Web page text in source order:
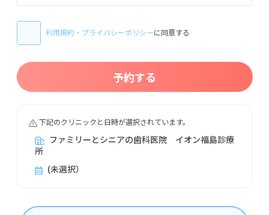
利用規約 ・ プライバシーポリシーに同意する
予約する
下記のクリニックと日時が選択されています。
ファミリーとシニアの歯科医院 イオン福島診療
所
(未選択）